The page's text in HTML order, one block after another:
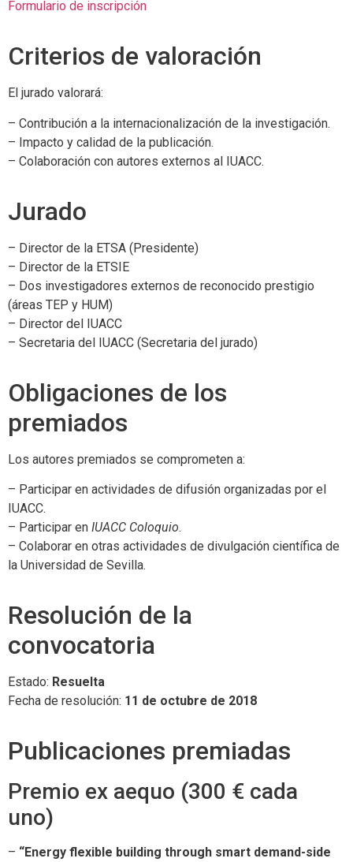
Formulario de inscripción
Criterios de valoración
El jurado valorará:
– Contribución a la internacionalización de la investigación.
– Impacto y calidad de la publicación.
– Colaboración con autores externos al IUACC.
Jurado
– Director de la ETSA (Presidente)
– Director de la ETSIE
– Dos investigadores externos de reconocido prestigio
(áreas TEP y HUM)
– Director del IUACC
– Secretaria del IUACC (Secretaria del jurado)
Obligaciones de los
premiados
Los autores premiados se comprometen a:
– Participar en actividades de difusión organizadas por el
IUACC.
– Participar en IUACC Coloquio.
– Colaborar en otras actividades de divulgación científica de
la Universidad de Sevilla.
Resolución de la
convocatoria
Estado: Resuelta
Fecha de resolución: 11 de octubre de 2018
Publicaciones premiadas
Premio ex aequo (300 € cada
uno)
– “Energy flexible building through smart demand-side